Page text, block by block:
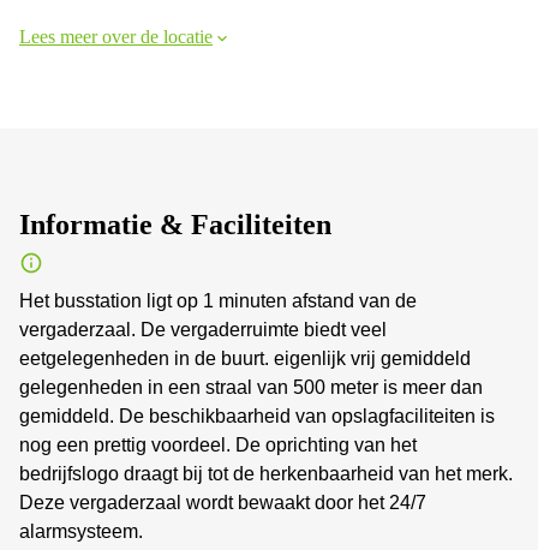
Lees meer over de locatie
Informatie & Faciliteiten
Het busstation ligt op 1 minuten afstand van de
vergaderzaal. De vergaderruimte biedt veel
eetgelegenheden in de buurt. eigenlijk vrij gemiddeld
gelegenheden in een straal van 500 meter is meer dan
gemiddeld. De beschikbaarheid van opslagfaciliteiten is
nog een prettig voordeel. De oprichting van het
bedrijfslogo draagt bij tot de herkenbaarheid van het merk.
Deze vergaderzaal wordt bewaakt door het 24/7
alarmsysteem.